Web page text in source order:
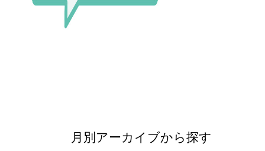
月別アーカイブから探す